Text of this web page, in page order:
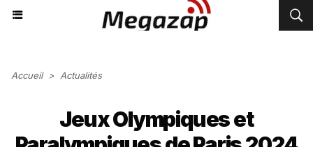
Accueil > Actualités
Jeux Olympiques et